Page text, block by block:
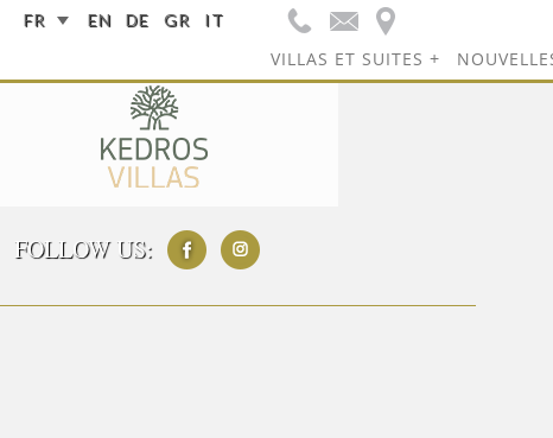
FR EN DE GR IT
VILLAS ET SUITES
FOLLOW US: